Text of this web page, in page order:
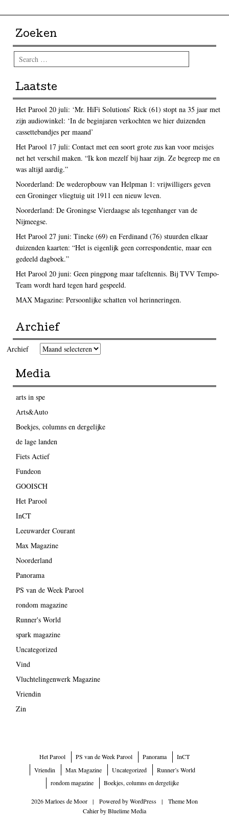
Zoeken
Search
Laatste
Het Parool 20 juli: ‘Mr. HiFi Solutions’ Rick (61) stopt na 35 jaar met
zijn audiowinkel: ‘In de beginjaren verkochten we hier duizenden
cassettebandjes per maand’
Het Parool 17 juli: Contact met een soort grote zus kan voor meisjes
net het verschil maken. “Ik kon mezelf bij haar zijn. Ze begreep me en
was altijd aardig.”
Noorderland: De wederopbouw van Helpman 1: vrijwilligers geven
een Groninger vliegtuig uit 1911 een nieuw leven.
Noorderland: De Groningse Vierdaagse als tegenhanger van de
Nijmeegse.
Het Parool 27 juni: Tineke (69) en Ferdinand (76) stuurden elkaar
duizenden kaarten: “Het is eigenlijk geen correspondentie, maar een
gedeeld dagboek.”
Het Parool 20 juni: Geen pingpong maar tafeltennis. Bij TVV Tempo-
Team wordt hard tegen hard gespeeld.
MAX Magazine: Persoonlijke schatten vol herinneringen.
Archief
Archief
Media
arts in spe
Arts&Auto
Boekjes, columns en dergelijke
de lage landen
Fiets Actief
Fundeon
GOOISCH
Het Parool
InCT
Leeuwarder Courant
Max Magazine
Noorderland
Panorama
PS van de Week Parool
rondom magazine
Runner's World
spark magazine
Uncategorized
Vind
Vluchtelingenwerk Magazine
Vriendin
Zin
Het Parool PS van de Week Parool Panorama
InCT
Vriendin
Max Magazine Uncategorized
Runner’s World
rondom magazine
Boekjes, columns en dergelijke
2026 Marloes de Moor | Powered byWordPress |
Theme Mon
Cahier byBluelime Media